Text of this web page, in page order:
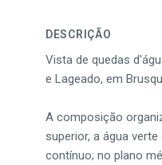
DESCRIÇÃO
Vista de quedas
e Lageado, em
A composição
superior, a água
contínuo; no plano